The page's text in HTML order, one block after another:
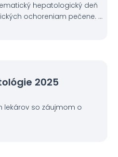
hepatologický deň
ochoreniam pečene. ...
2025
lekárov so záujmom o